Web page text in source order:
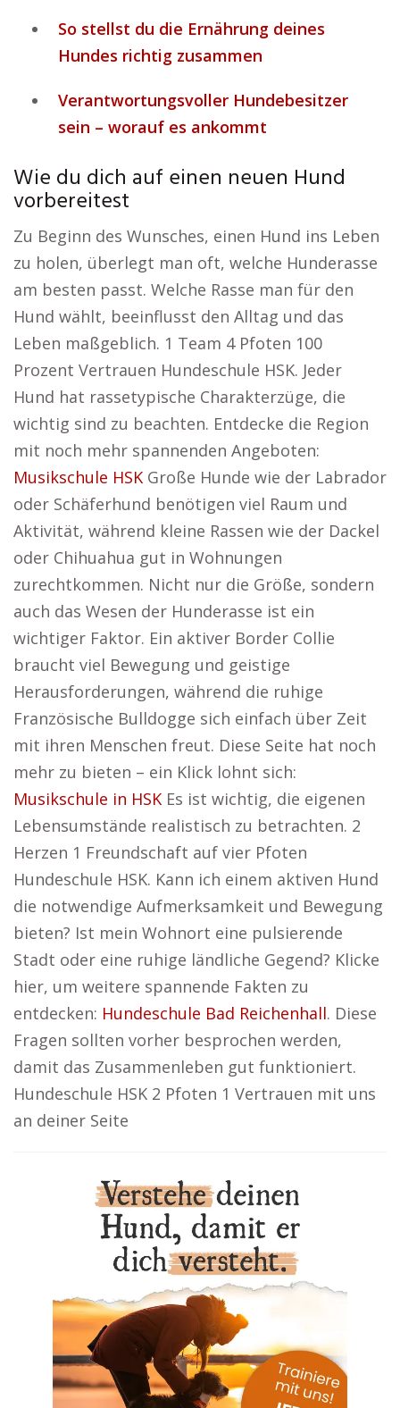
So stellst du die Ernährung deines
Hundes richtig zusammen
Verantwortungsvoller Hundebesitzer
sein – worauf es ankommt
Wie du dich auf einen neuen Hund
vorbereitest
Zu Beginn des Wunsches, einen Hund ins Leben
zu holen, überlegt man oft, welche Hunderasse
am besten passt. Welche Rasse man für den
Hund wählt, beeinflusst den Alltag und das
Leben maßgeblich. 1 Team 4 Pfoten 100
Prozent Vertrauen Hundeschule HSK. Jeder
Hund hat rassetypische Charakterzüge, die
wichtig sind zu beachten. Entdecke die Region
mit noch mehr spannenden Angeboten:
Musikschule HSK Große Hunde wie der Labrador
oder Schäferhund benötigen viel Raum und
Aktivität, während kleine Rassen wie der Dackel
oder Chihuahua gut in Wohnungen
zurechtkommen. Nicht nur die Größe, sondern
auch das Wesen der Hunderasse ist ein
wichtiger Faktor. Ein aktiver Border Collie
braucht viel Bewegung und geistige
Herausforderungen, während die ruhige
Französische Bulldogge sich einfach über Zeit
mit ihren Menschen freut. Diese Seite hat noch
mehr zu bieten – ein Klick lohnt sich:
Musikschule in HSK Es ist wichtig, die eigenen
Lebensumstände realistisch zu betrachten. 2
Herzen 1 Freundschaft auf vier Pfoten
Hundeschule HSK. Kann ich einem aktiven Hund
die notwendige Aufmerksamkeit und Bewegung
bieten? Ist mein Wohnort eine pulsierende
Stadt oder eine ruhige ländliche Gegend? Klicke
hier, um weitere spannende Fakten zu
entdecken: Hundeschule Bad Reichenhall. Diese
Fragen sollten vorher besprochen werden,
damit das Zusammenleben gut funktioniert.
Hundeschule HSK 2 Pfoten 1 Vertrauen mit uns
an deiner Seite